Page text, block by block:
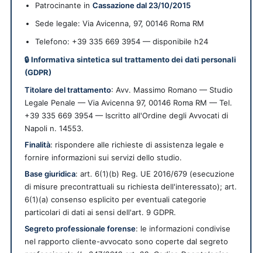
Patrocinante in Cassazione dal 23/10/2015
Sede legale: Via Avicenna, 97, 00146 Roma RM
Telefono: +39 335 669 3954 — disponibile h24
🔒 Informativa sintetica sul trattamento dei dati personali
(GDPR)
Titolare del trattamento: Avv. Massimo Romano — Studio
Legale Penale — Via Avicenna 97, 00146 Roma RM — Tel.
+39 335 669 3954 — Iscritto all'Ordine degli Avvocati di
Napoli n. 14553.
Finalità: rispondere alle richieste di assistenza legale e
fornire informazioni sui servizi dello studio.
Base giuridica: art. 6(1)(b) Reg. UE 2016/679 (esecuzione
di misure precontrattuali su richiesta dell'interessato); art.
6(1)(a) consenso esplicito per eventuali categorie
particolari di dati ai sensi dell'art. 9 GDPR.
Segreto professionale forense: le informazioni condivise
nel rapporto cliente-avvocato sono coperte dal segreto